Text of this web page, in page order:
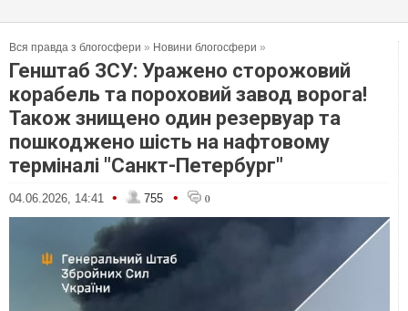
Вся правда з блогосфери » Новини блогосфери »
Генштаб ЗСУ: Уражено сторожовий
корабель та пороховий завод ворога!
Також знищено один резервуар та
пошкоджено шість на нафтовому
терміналі "Санкт-Петербург"
04.06.2026, 14:41 • 755 • 0